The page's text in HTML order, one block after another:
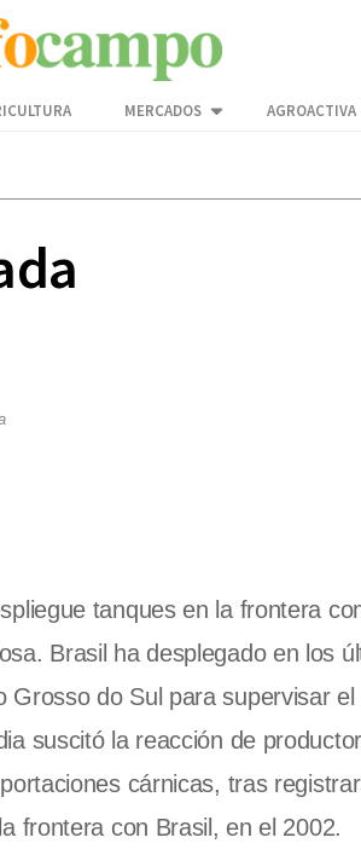
MERCADOS AGROACTIVA
tanques en la frontera
Brasil ha desplegado en los
do Sul para supervisar el
suscitó la reacción de
cárnicas, tras
frontera con Brasil, en el 2002.